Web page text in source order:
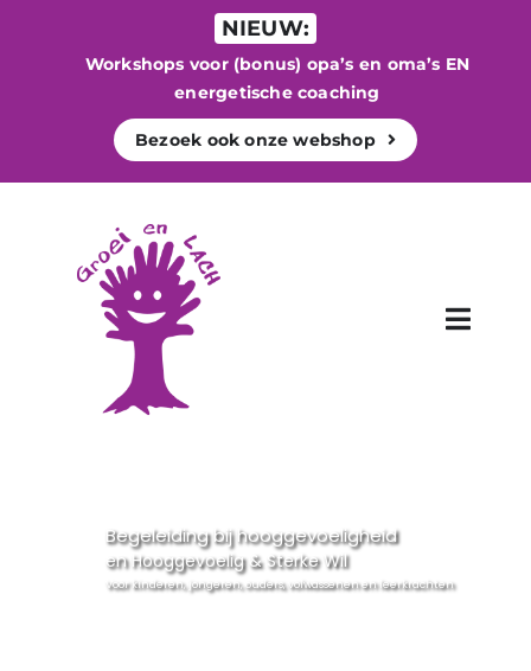
NIEUW:
Workshops voor (bonus) opa’s en oma’s EN
energetische coaching
Bezoek ook onze webshop
Toggle
Energetisch werk
en Hooggevoelig & Sterke Wil
Voor kinderen, jongeren, ouders, volwassenen en leerkrachten
Begeleiding bij hooggevoeligheid